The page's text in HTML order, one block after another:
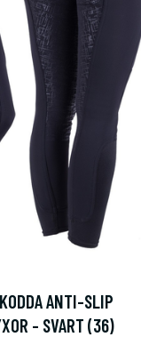
ANTI-SLIP
- SVART (36)